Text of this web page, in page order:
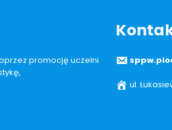
promocję uczelni
ul.